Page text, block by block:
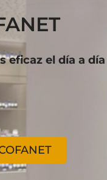
eficaz el día a